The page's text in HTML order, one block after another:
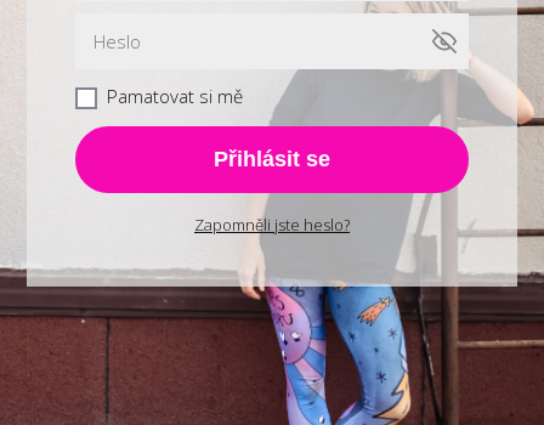
Pamatovat si mě
Přihlásit se
Zapomněli jste heslo?